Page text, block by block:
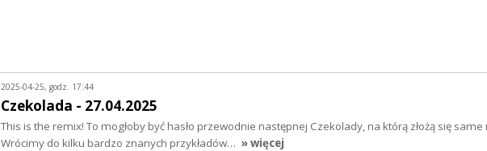
2025-04-25, godz. 17:44
Czekolada - 27.04.2025
This is the remix! To mogłoby być hasło przewodnie następnej Czekolady, na którą złożą się
Wrócimy do kilku bardzo znanych przykładów… » więcej